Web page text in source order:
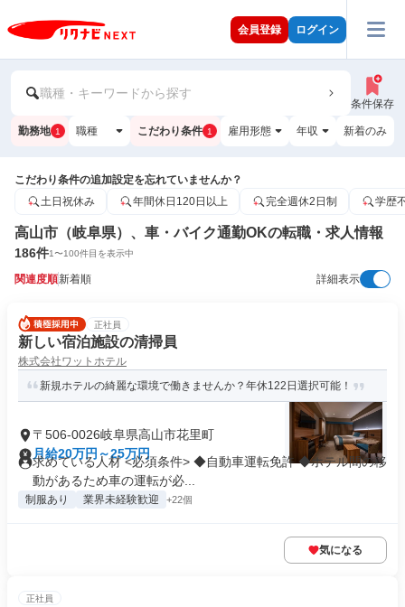
会員登録 ログイン
職種・キーワードから探す
条件保存
勤務地 1 職種 こだわり条件 1 雇用形態 年収 新着のみ
こだわり条件の追加設定を忘れていませんか？
土日祝休み
年間休日120日以上 完全週休2日制 学歴
高山市（岐阜県）、車・バイク通勤OKの転職・求人情報
186件1〜100件目を表示中
関連度順新着順 詳細表示
正社員
新しい宿泊施設の清掃員
株式会社ワットホテル
新規ホテルの綺麗な環境で働きませんか？年休122日選択可能！
〒506-0026岐阜県高山市花里町
月給20万円～25万円
求めている人材 <必須条件> ◆自動車運転免許 ◆ホテル間の移
動があるため車の運転が必...
制服あり 業界未経験歓迎 +22個
気になる
正社員